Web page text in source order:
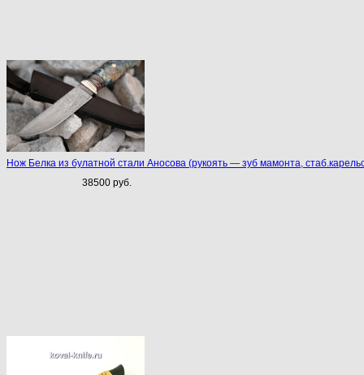
Нож Белка из булатной стали Аносова (рукоять — зуб мамонта,
38500 руб.